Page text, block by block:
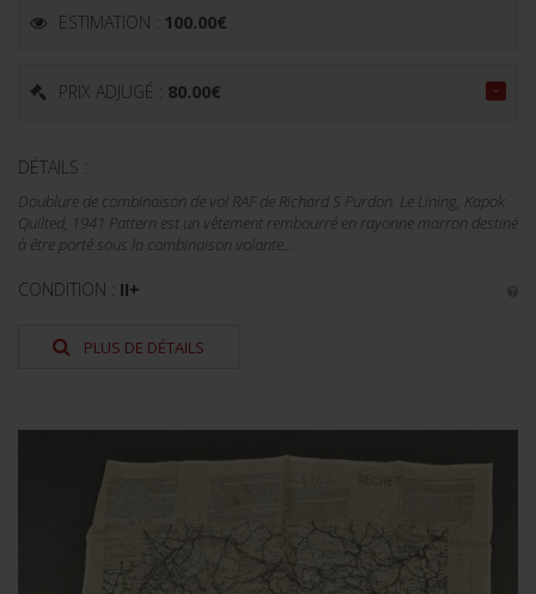
ESTIMATION : 100.00€
PRIX ADJUGÉ : 80.00€
DÉTAILS :
Doublure de combinaison de vol RAF de Richard S Purdon. Le Lining, Kapok
Quilted, 1941 Pattern est un vêtement rembourré en rayonne marron destiné
à être porté sous la combinaison volante...
CONDITION : II+
PLUS DE DÉTAILS